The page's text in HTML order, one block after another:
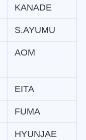
KANADE
S.AYUMU
AOM
EITA
FUMA
HYUNJAE